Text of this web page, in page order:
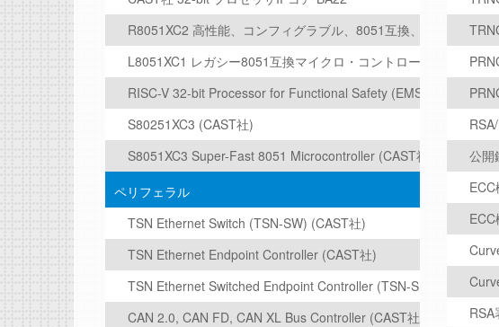
R8051XC2 高性能、コンフィグラブル、8051互換、8ビットCPU
L8051XC1 レガシー8051互換マイクロ・コントローラIPコア
RISC-V 32-bit Processor for Functional Safety (EMSA5-FS)
S80251XC3 (CAST社)
S8051XC3 Super-Fast 8051 Microcontroller (CAST社)
ペリフェラル
TSN Ethernet Switch (TSN-SW) (CAST社)
TSN Ethernet Endpoint Controller (CAST社)
TSN Ethernet Switched Endpoint Controller (TSN-SE) (CAST社)
CAN 2.0, CAN FD, CAN XL Bus Controller (CAST社)
公開
RSA